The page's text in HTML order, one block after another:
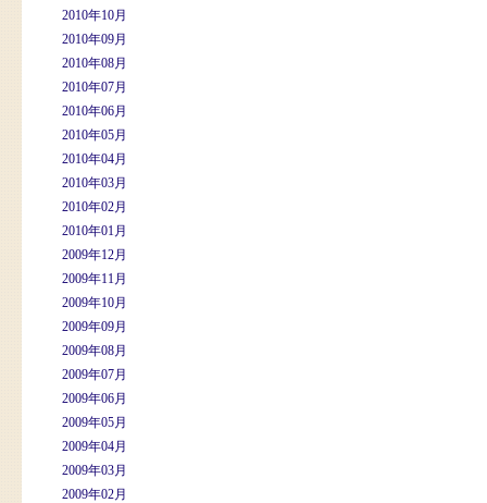
2010年10月
2010年09月
2010年08月
2010年07月
2010年06月
2010年05月
2010年04月
2010年03月
2010年02月
2010年01月
2009年12月
2009年11月
2009年10月
2009年09月
2009年08月
2009年07月
2009年06月
2009年05月
2009年04月
2009年03月
2009年02月